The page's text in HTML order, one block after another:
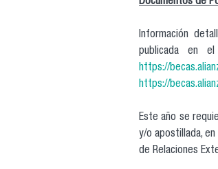
Información
publicada en
https://
https://
Este año se
y/o apostillada,
de Relaciones